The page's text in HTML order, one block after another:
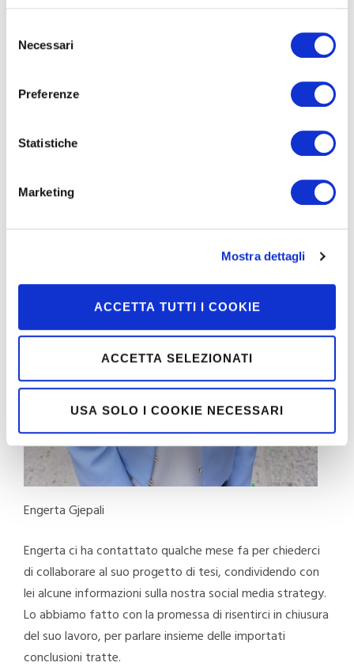
delNecessari
Preferenze
Statistiche
Marketing
Mostra dettagli
ACCETTA TUTTI I COOKIE
ACCETTA SELEZIONATI
USA SOLO I COOKIE NECESSARI
Engerta Gjepali
Engerta ci ha contattato qualche mese fa per chiederci
di collaborare al suo progetto di tesi, condividendo con
lei alcune informazioni sulla nostra social media strategy.
Lo abbiamo fatto con la promessa di risentirci in chiusura
del suo lavoro, per parlare insieme delle importati
conclusioni tratte.